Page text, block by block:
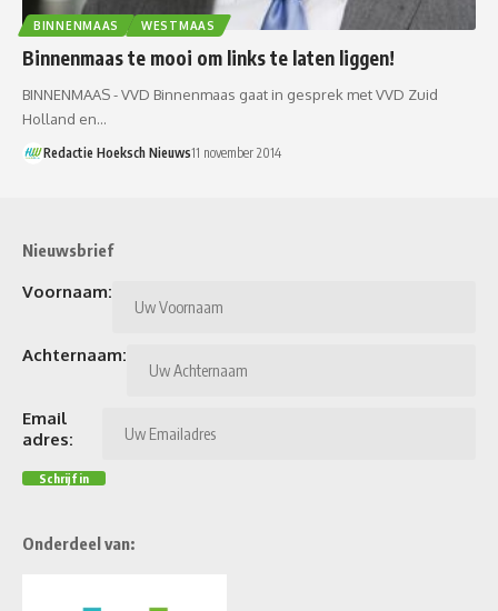
BINNENMAAS WESTMAAS
Binnenmaas te mooi om links te laten liggen!
BINNENMAAS - VVD Binnenmaas gaat in gesprek met VVD Zuid
Holland en…
Redactie Hoeksch Nieuws11 november 2014
Nieuwsbrief
Voornaam:
Achternaam:
Email
adres:
Onderdeel van: